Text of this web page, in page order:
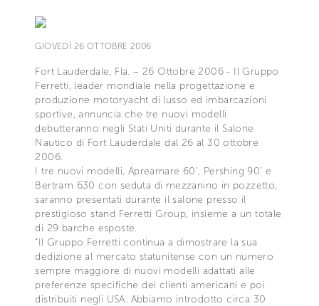
GIOVEDÌ 26 OTTOBRE 2006
Fort Lauderdale, Fla. – 26 Ottobre 2006 - Il Gruppo
Ferretti, leader mondiale nella progettazione e
produzione motoryacht di lusso ed imbarcazioni
sportive, annuncia che tre nuovi modelli
debutteranno negli Stati Uniti durante il Salone
Nautico di Fort Lauderdale dal 26 al 30 ottobre
2006.
I tre nuovi modelli, Apreamare 60’, Pershing 90’ e
Bertram 630 con seduta di mezzanino in pozzetto,
saranno presentati durante il salone presso il
prestigioso stand Ferretti Group, insieme a un totale
di 29 barche esposte.
“Il Gruppo Ferretti continua a dimostrare la sua
dedizione al mercato statunitense con un numero
sempre maggiore di nuovi modelli adattati alle
preferenze specifiche dei clienti americani e poi
distribuiti negli USA. Abbiamo introdotto circa 30